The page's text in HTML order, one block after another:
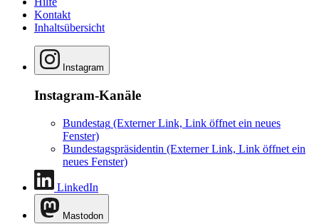
Kontakt
Inhaltsübersicht
Instagram
Instagram-Kanäle
Bundestag (Externer Link, Link öffnet ein neues
Fenster)
Bundestagspräsidentin (Externer Link, Link öffnet ein
neues Fenster)
LinkedIn
Mastodon